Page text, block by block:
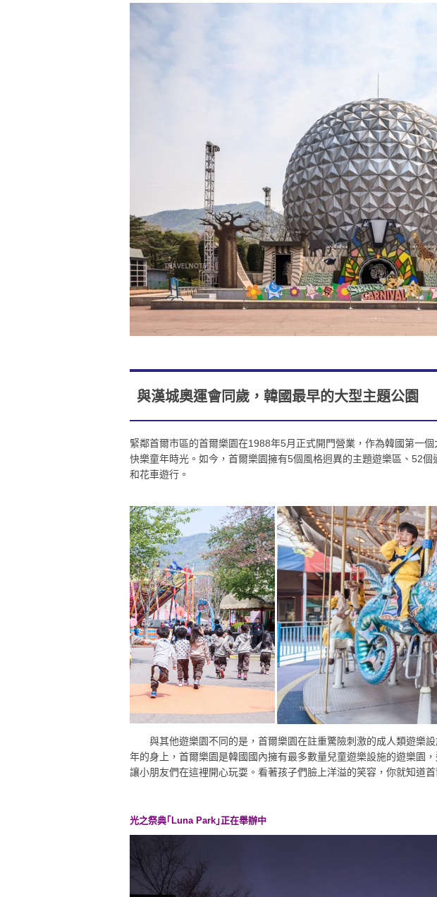
與漢城奧運會同歲，韓國最早的大型主題公園
緊鄰首爾市區的首爾樂園在1988年5月正式開門營業，作為韓國第一
快樂童年時光。如今，首爾樂園擁有5個風格迥異的主題遊樂區、52
和花車遊行。
與其他遊樂園不同的是，首爾樂園在註重驚險刺激的成人類遊樂設
年的身上，首爾樂園是韓國國內擁有最多數量兒童遊樂設施的遊樂園
讓小朋友們在這裡開心玩耍。看著孩子們臉上洋溢的笑容，你就知道
光之祭典｢Luna Park｣正在舉辦中